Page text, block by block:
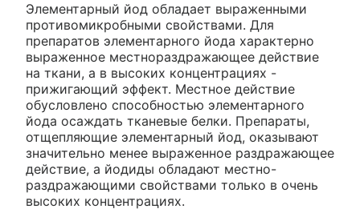
Элементарный йод обладает выраженными
противомикробными свойствами. Для
препаратов элементарного йода характерно
выраженное местнораздражающее действие
на ткани, а в высоких концентрациях -
прижигающий эффект. Местное действие
обусловлено способностью элементарного
йода осаждать тканевые белки. Препараты,
отщепляющие элементарный йод, оказывают
значительно менее выраженное раздражающее
действие, а йодиды обладают местно-
раздражающими свойствами только в очень
высоких концентрациях.